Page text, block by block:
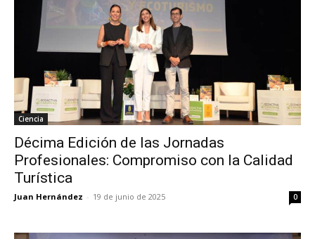
Ciencia
Décima Edición de las Jornadas
Profesionales: Compromiso con la Calidad
Turística
Juan Hernández - 19 de junio de 2025 0